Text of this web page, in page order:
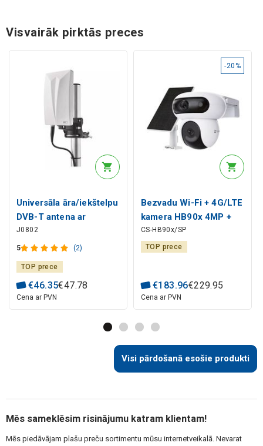
Visvairāk pirktās preces
Universāla āra/iekštelpu
DVB-T antena ar
pastiprinātāju CAMP-
V400 0–80 km EMOS
J0802
5 (2)
TOP prece
€46.35€47.78
Cena ar PVN
-20%
Bezvadu Wi-Fi + 4G/LTE
kamera HB90x 4MP +
4MP, ar saules paneli,
10400mAh, MicroSD
CS-HB90x/SP
TOP prece
€183.96€229.95
Cena ar PVN
Visi pārdošanā esošie produkti
Mēs sameklēsim risinājumu katram klientam!
Mēs piedāvājam plašu preču sortimentu mūsu internetveikalā. Nevarat